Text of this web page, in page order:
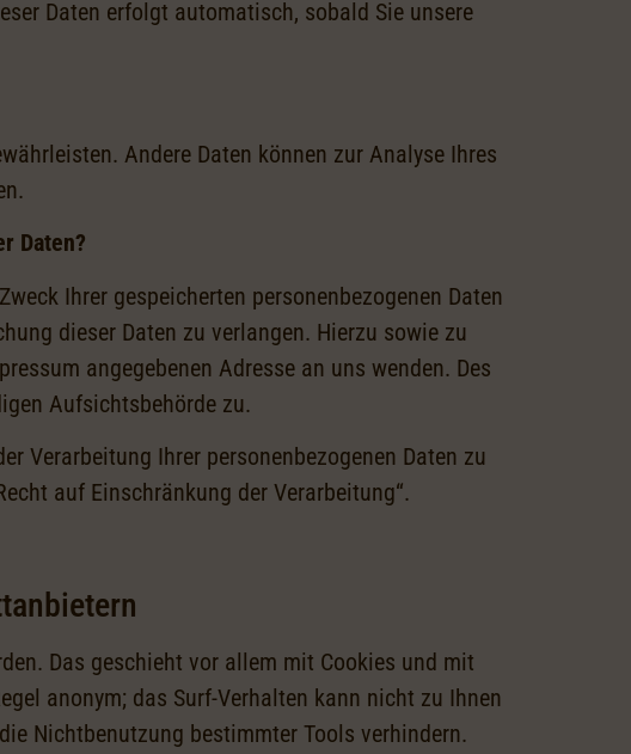
Daten erfolgt automatisch, sobald Sie unsere
Andere Daten können zur Analyse Ihres
Daten?
Ihrer gespeicherten personenbezogenen Daten
dieser Daten zu verlangen. Hierzu sowie zu
angegebenen Adresse an uns wenden. Des
Aufsichtsbehörde zu.
Verarbeitung Ihrer personenbezogenen Daten zu
auf Einschränkung der Verarbeitung“.
Das geschieht vor allem mit Cookies und mit
anonym; das Surf-Verhalten kann nicht zu Ihnen
Nichtbenutzung bestimmter Tools verhindern.